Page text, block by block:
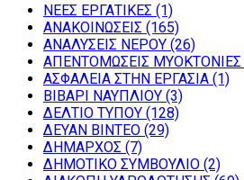
NEEΣ ΕΡΓΑΤΙΚΕΣ (1)
ΑΝΑΚΟΙΝΩΣΕΙΣ (165)
ΑΝΑΛΥΣΕΙΣ ΝΕΡΟΥ (26)
ΑΠΕΝΤΟΜΩΣΕΙΣ ΜΥΟΚΤΟΝΙΕΣ
ΑΣΦΑΛΕΙΑ ΣΤΗΝ ΕΡΓΑΣΙΑ (1)
ΒΙΒΑΡΙ ΝΑΥΠΛΙΟΥ (3)
ΔΕΛΤΙΟ ΤΥΠΟΥ (128)
ΔΕΥΑΝ ΒΙΝΤΕΟ (29)
ΔΗΜΑΡΧΟΣ (7)
ΔΗΜΟΤΙΚΟ ΣΥΜΒΟΥΛΙΟ (2)